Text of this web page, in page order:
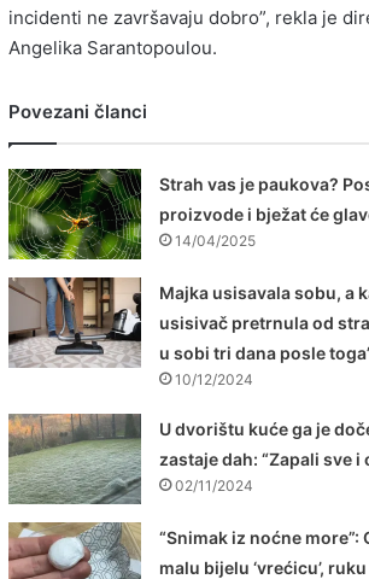
incidenti ne završavaju dobro”, rekla je
Angelika Sarantopoulou.
Povezani članci
Strah vas je paukova?
proizvode i bježat će
14/04/2025
Majka usisavala sobu, a
usisivač pretrnula od
u sobi tri dana posle
10/12/2024
U dvorištu kuće ga je
zastaje dah: “Zapali sve i
02/11/2024
“Snimak iz noćne more”:
malu bijelu ‘vrećicu’,